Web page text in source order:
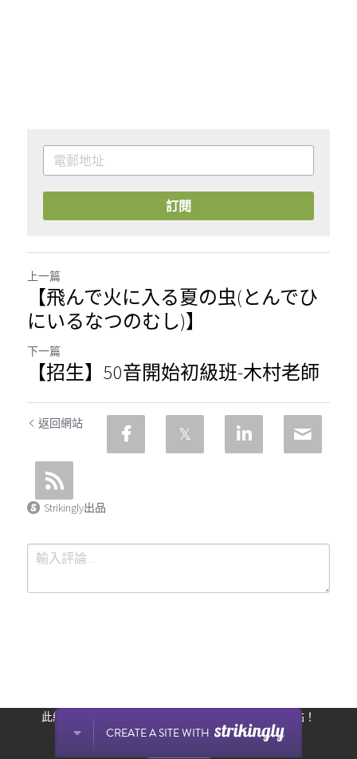
訂閱
上一篇
【飛んで火に入る夏の虫(とんでひ
にいるなつのむし)】
下一篇
【招生】50音開始初級班-木村老師
返回網站
Strikingly出品
CREATE A SITE WITH
此網站通過 Strikingly 創建。 立即免費擁有一個網站！